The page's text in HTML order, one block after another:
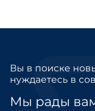
Вы в поиске
нуждаетесь в
Мы рады